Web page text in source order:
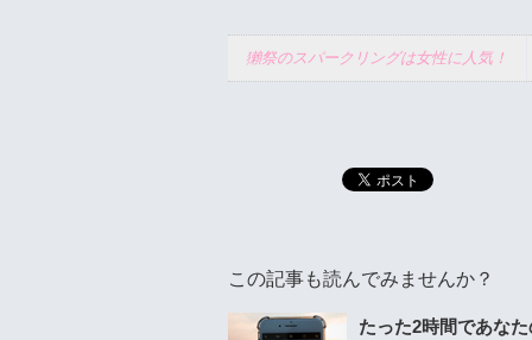
獺祭のスパークリングは女性に人気！
この記事も読んでみませんか？
たった2時間であな